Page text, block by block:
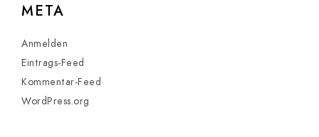
META
Anmelden
Eintrags-Feed
Kommentar-Feed
WordPress.org